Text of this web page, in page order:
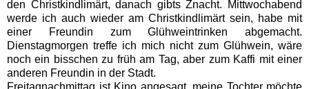
den Christkindlimärt, danach gibts Znacht. Mittwochabend
werde ich auch wieder am Christkindlimärt sein, habe mit
einer Freundin zum Glühweintrinken abgemacht.
Dienstagmorgen treffe ich mich nicht zum Glühwein, wäre
noch ein bisschen zu früh am Tag, aber zum Kaffi mit einer
anderen Freundin in der Stadt.
Freitagnachmittag ist Kino angesagt, meine Tochter möchte